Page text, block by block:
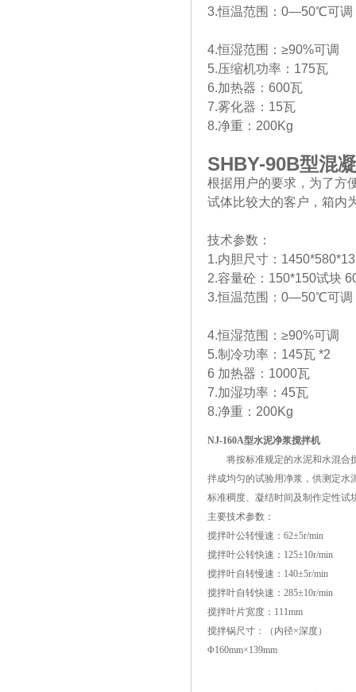
3.恒温范围：0—50℃可
4.恒湿范围：≥90%可调
5.压缩机功率：175瓦
6.加热器：600瓦
7.雾化器：15瓦
8.净重：200Kg
SHBY-90B型混
根据用户的要求，为了方
试体比较大的客户，箱内
技术参数：
1.内胆尺寸：
2.容量砼：150*150试块
3.恒温范围：0—50℃可
4.恒湿范围：≥90%可调
5.制冷功率：145瓦 *2
6 加热器：1000瓦
7.加湿功率：45瓦
8.净重：200Kg
NJ-160A型水泥净浆搅拌机
将按标准规定的水泥和水混合
拌成均匀的试验用净浆，供测定水
标准稠度、凝结时间及制作定性试
主要技术参数：
搅拌叶公转慢速：62±5r/min
搅拌叶公转快速：125±10r/min
搅拌叶自转慢速：140±5r/min
搅拌叶自转快速：285±10r/min
搅拌叶片宽度：111mm
搅拌锅尺寸：（内径×深度）
Φ160mm×139mm